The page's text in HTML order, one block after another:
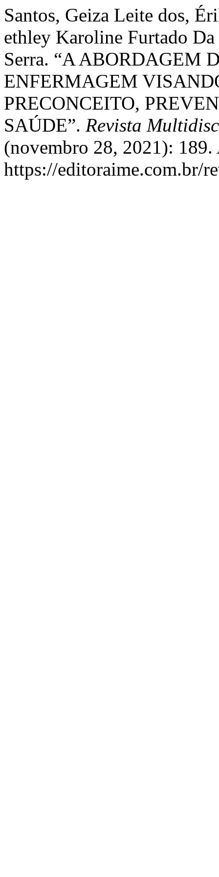
Santos, Geiza Leite dos,
ethley Karoline Furtado Da
Serra. “A ABORDAGEM
ENFERMAGEM
PRECONCEITO,
SAÚDE”. Revista
(novembro 28, 2021): 189.
https://editoraime.com.br/